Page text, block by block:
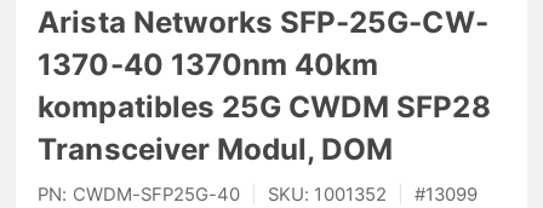
Arista Networks SFP-25G-CW-
1370-40 1370nm 40km
kompatibles 25G CWDM SFP28
Transceiver Modul, DOM
PN: CWDM-SFP25G-40 SKU: 1001352 #13099